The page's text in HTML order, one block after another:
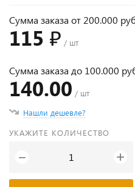
Сумма заказа от 200.000
115 ₽ / шт
Сумма заказа до 100.000
140.00 / шт
Нашли дешевле?
УКАЖИТЕ КОЛИЧЕСТВО
− +